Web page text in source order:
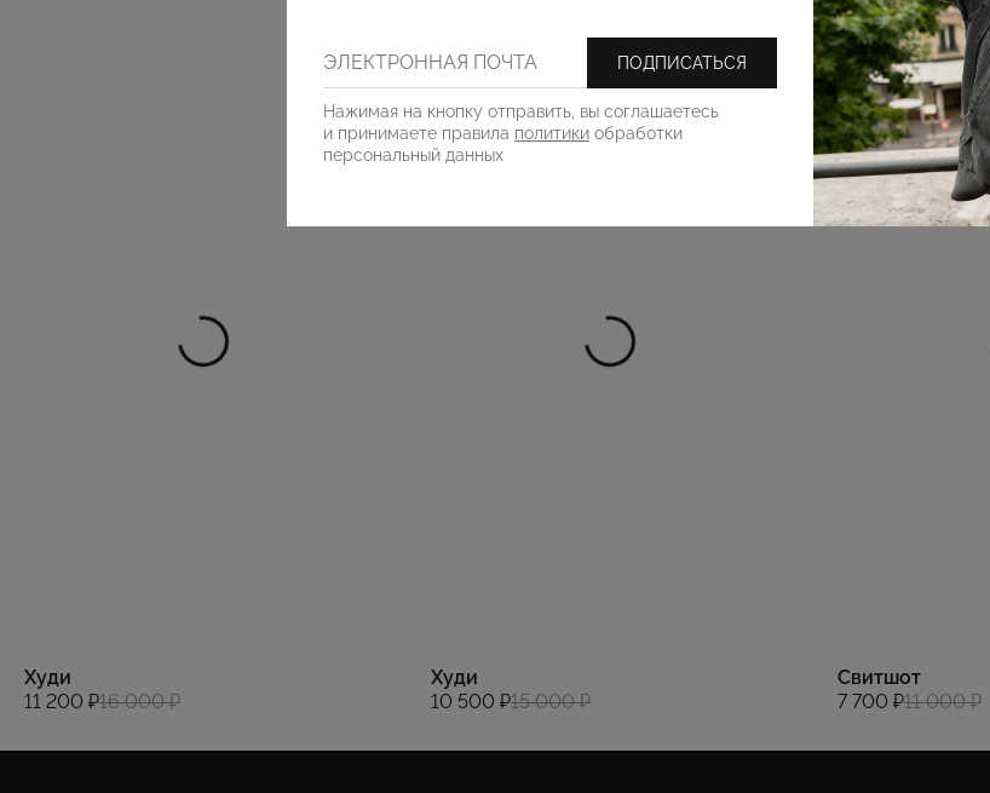
Худи
11 200 ₽16 000 ₽
Худи
10 500 ₽15 000 ₽
Свитшот
7 700 ₽11 000 ₽
ПОДПИСАТЬСЯ
Нажимая на кнопку отправить, вы соглашаетесь
и принимаете правила политики обработки
персональный данных